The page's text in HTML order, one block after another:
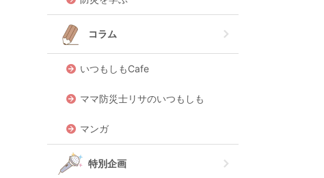
コラム
いつもしもCafe
ママ防災士リサのいつもしも
マンガ
特別企画